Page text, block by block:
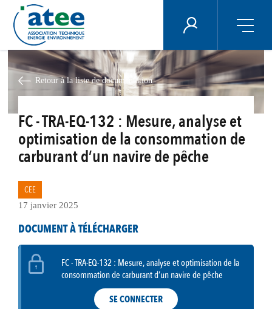
au
contenu
principal
ÉNERGIE PLUS
Retour à la liste de documentation
FC - TRA-EQ-132 : Mesure, analyse et
optimisation de la consommation de
carburant d’un navire de pêche
CEE
17 janvier 2025
DOCUMENT À TÉLÉCHARGER
FC - TRA-EQ-132 : Mesure, analyse et optimisation de la
consommation de carburant d’un navire de pêche
SE CONNECTER
Panneau de gestion des cookies